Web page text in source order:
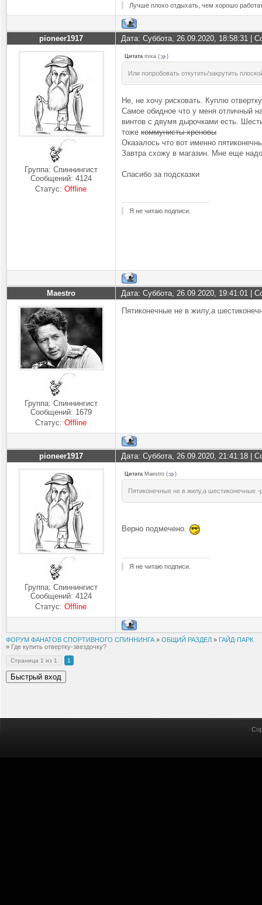
Лучше плохо отдыхать, чем хорошо
pioneer1917 Дата: Суббота, 26.09.2020, 18:58:31 |
Группа: Спиннингист
Сообщений: 4124
Статус:Offline
Цитата mixa ( )
Или попробовать откутить/закрутить
Не, не хочу рисковать. Куплю
Самое обидное что у меня отличный
винтов с двумя дырочками есть.
тоже коммунисты хреновы
Оказалось что вот именно
Завтра схожу в магазин. Мне еще
Спасибо за подсказки
Я не читаю подписи.
Maestro Дата: Суббота, 26.09.2020, 19:41:01 |
Группа: Спиннингист
Сообщений: 1679
Статус:Offline
Пятиконечные не в жилу,а
pioneer1917 Дата: Суббота, 26.09.2020, 21:41:18 |
Группа: Спиннингист
Сообщений: 4124
Статус:Offline
Цитата Maestro ( )
Пятиконечные не в жилу,а шестиконечные -
Верно подмечено.
Я не читаю подписи.
ФОРУМ ФАНАТОВ СПОРТИВНОГО СПИННИНГА » ОБЩИЙ РАЗДЕЛ » ГАЙД-ПАРК
» Где купить отвертку-звездочку?
Страница 1 из 1 1